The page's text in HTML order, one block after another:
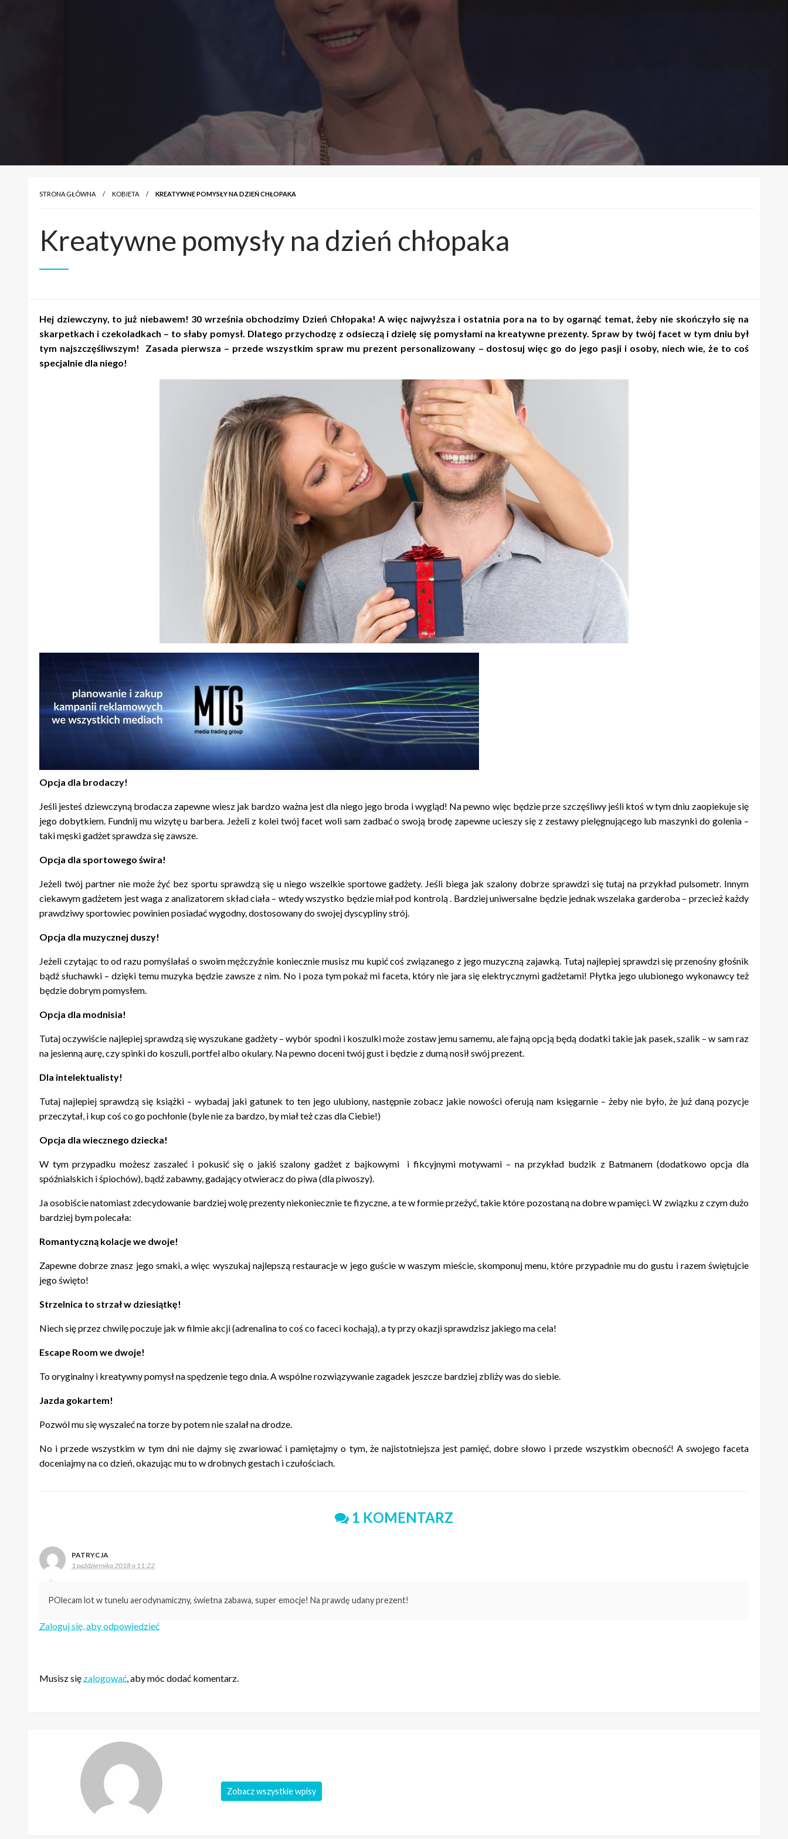
STRONA GŁÓWNA KOBIETA KREATYWNE POMYSŁY NA DZIEŃ CHŁOPAKA
Kreatywne pomysły na dzień chłopaka
Hej dziewczyny, to już niebawem! 30 września obchodzimy Dzień Chłopaka! A więc najwyższa i ostatnia pora na to by ogarnąć temat, żeby nie skończyło się na
skarpetkach i czekoladkach – to słaby pomysł. Dlatego przychodzę z odsieczą i dzielę się pomysłami na kreatywne prezenty. Spraw by twój facet w tym dniu był
tym najszczęśliwszym! Zasada pierwsza – przede wszystkim spraw mu prezent personalizowany – dostosuj więc go do jego pasji i osoby, niech wie, że to coś
specjalnie dla niego!
Opcja dla brodaczy!
Jeśli jesteś dziewczyną brodacza zapewne wiesz jak bardzo ważna jest dla niego jego broda i wygląd! Na pewno więc będzie prze szczęśliwy jeśli ktoś w tym dniu zaopiekuje się
jego dobytkiem. Fundnij mu wizytę u barbera. Jeżeli z kolei twój facet woli sam zadbać o swoją brodę zapewne ucieszy się z zestawy pielęgnującego lub maszynki do golenia –
taki męski gadżet sprawdza się zawsze.
Opcja dla sportowego świra!
Jeżeli twój partner nie może żyć bez sportu sprawdzą się u niego wszelkie sportowe gadżety. Jeśli biega jak szalony dobrze sprawdzi się tutaj na przykład pulsometr. Innym
ciekawym gadżetem jest waga z analizatorem skład ciała – wtedy wszystko będzie miał pod kontrolą . Bardziej uniwersalne będzie jednak wszelaka garderoba – przecież każdy
prawdziwy sportowiec powinien posiadać wygodny, dostosowany do swojej dyscypliny strój.
Opcja dla muzycznej duszy!
Jeżeli czytając to od razu pomyślałaś o swoim mężczyźnie koniecznie musisz mu kupić coś związanego z jego muzyczną zajawką. Tutaj najlepiej sprawdzi się przenośny głośnik
bądź słuchawki – dzięki temu muzyka będzie zawsze z nim. No i poza tym pokaż mi faceta, który nie jara się elektrycznymi gadżetami! Płytka jego ulubionego wykonawcy też
będzie dobrym pomysłem.
Opcja dla modnisia!
Tutaj oczywiście najlepiej sprawdzą się wyszukane gadżety – wybór spodni i koszulki może zostaw jemu samemu, ale fajną opcją będą dodatki takie jak pasek, szalik – w sam raz
na jesienną aurę, czy spinki do koszuli, portfel albo okulary. Na pewno doceni twój gust i będzie z dumą nosił swój prezent.
Dla intelektualisty!
Tutaj najlepiej sprawdzą się książki – wybadaj jaki gatunek to ten jego ulubiony, następnie zobacz jakie nowości oferują nam księgarnie – żeby nie było, że już daną pozycje
przeczytał, i kup coś co go pochłonie (byle nie za bardzo, by miał też czas dla Ciebie!)
Opcja dla wiecznego dziecka!
W tym przypadku możesz zaszaleć i pokusić się o jakiś szalony gadżet z bajkowymi i fikcyjnymi motywami – na przykład budzik z Batmanem (dodatkowo opcja dla
spóźnialskich i śpiochów), bądź zabawny, gadający otwieracz do piwa (dla piwoszy).
Ja osobiście natomiast zdecydowanie bardziej wolę prezenty niekoniecznie te fizyczne, a te w formie przeżyć, takie które pozostaną na dobre w pamięci. W związku z czym dużo
bardziej bym polecała:
Romantyczną kolacje we dwoje!
Zapewne dobrze znasz jego smaki, a więc wyszukaj najlepszą restauracje w jego guście w waszym mieście, skomponuj menu, które przypadnie mu do gustu i razem świętujcie
jego święto!
Strzelnica to strzał w dziesiątkę!
Niech się przez chwilę poczuje jak w filmie akcji (adrenalina to coś co faceci kochają), a ty przy okazji sprawdzisz jakiego ma cela!
Escape Room we dwoje!
To oryginalny i kreatywny pomysł na spędzenie tego dnia. A wspólne rozwiązywanie zagadek jeszcze bardziej zbliży was do siebie.
Jazda gokartem!
Pozwól mu się wyszaleć na torze by potem nie szalał na drodze.
No i przede wszystkim w tym dni nie dajmy się zwariować i pamiętajmy o tym, że najistotniejsza jest pamięć, dobre słowo i przede wszystkim obecność! A swojego faceta
doceniajmy na co dzień, okazując mu to w drobnych gestach i czułościach.
1 KOMENTARZ
PATRYCJA
1 października 2018 o 11:22
POlecam lot w tunelu aerodynamiczny, świetna zabawa, super emocje! Na prawdę udany prezent!
Zaloguj się, aby odpowiedzieć
Musisz się zalogować, aby móc dodać komentarz.
Zobacz wszystkie wpisy